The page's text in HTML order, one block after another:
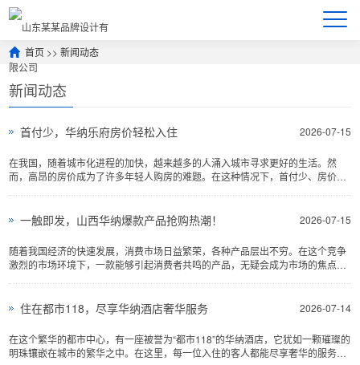
首页 >>新闻动态
新闻动态
2026-07-15
首付少，华纳乐府房价轻松入住
在我国，随着城市化进程的加快，越来越多的人涌入城市寻求更好的生活。然
而，高昂的房价成为了许多年轻人购房的难题。在这种情况下，首付少、房价合
2026-07-15
一触即发，山西华纳爆款产品抢购热潮！
随着我国经济的快速发展，消费市场日益繁荣，各种产品层出不穷。在这个竞争
激烈的市场环境下，一款能够引起消费者共鸣的产品，无疑会成为市场的焦点。
2026-07-14
住在都市118，尽享华纳酒店奢华服务
在这个繁华的都市中心，有一座被誉为“都市118”的华纳酒店，它犹如一颗璀璨的
明珠镶嵌在城市的繁华之中。在这里，每一位入住的客人都能尽享奢华的服务，